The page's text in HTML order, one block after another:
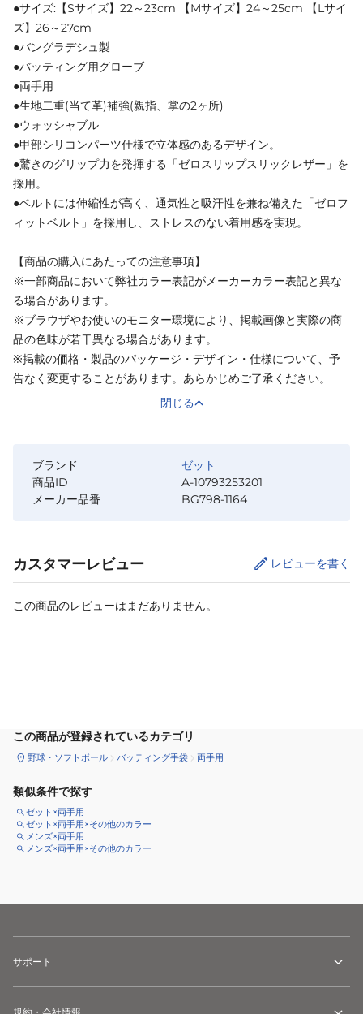
●サイズ:【Sサイズ】22～23cm 【Mサイズ】24～25cm 【Lサイ
ズ】26～27cm
●バングラデシュ製
●バッティング用グローブ
●両手用
●生地二重(当て革)補強(親指、掌の2ヶ所)
●ウォッシャブル
●甲部シリコンパーツ仕様で立体感のあるデザイン。
●驚きのグリップ力を発揮する「ゼロスリップスリックレザー」を
採用。
●ベルトには伸縮性が高く、通気性と吸汗性を兼ね備えた「ゼロフ
ィットベルト」を採用し、ストレスのない着用感を実現。
【商品の購入にあたっての注意事項】
※一部商品において弊社カラー表記がメーカーカラー表記と異な
る場合があります。
※ブラウザやお使いのモニター環境により、掲載画像と実際の商
品の色味が若干異なる場合があります。
※掲載の価格・製品のパッケージ・デザイン・仕様について、予
告なく変更することがあります。あらかじめご了承ください。
閉じる
ブランド
ゼット
商品ID
A-10793253201
メーカー品番
BG798-1164
カスタマーレビュー レビューを書く
この商品のレビューはまだありません。
この商品が登録されているカテゴリ
野球・ソフトボール バッティング手袋 両手用
類似条件で探す
ゼット×両手用
ゼット×両手用×その他のカラー
メンズ×両手用
メンズ×両手用×その他のカラー
サポート